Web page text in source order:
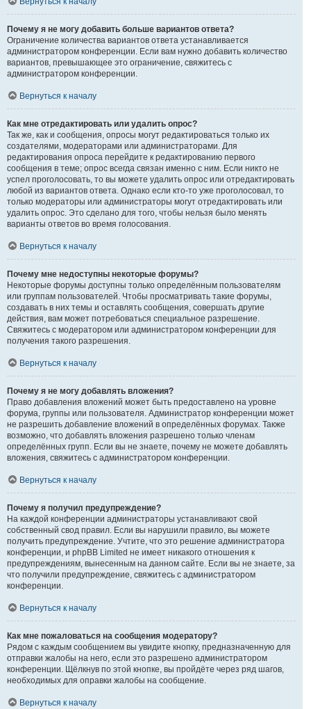
Почему я не могу добавить больше вариантов ответа?
Ограничение количества вариантов ответа устанавливается
администратором конференции. Если вам нужно добавить количество
вариантов, превышающее это ограничение, свяжитесь с
администратором конференции.
Вернуться к началу
Как мне отредактировать или удалить опрос?
Так же, как и сообщения, опросы могут редактироваться только их
создателями, модераторами или администраторами. Для
редактирования опроса перейдите к редактированию первого
сообщения в теме; опрос всегда связан именно с ним. Если никто не
успел проголосовать, то вы можете удалить опрос или отредактировать
любой из вариантов ответа. Однако если кто-то уже проголосовал, то
только модераторы или администраторы могут отредактировать или
удалить опрос. Это сделано для того, чтобы нельзя было менять
варианты ответов во время голосования.
Вернуться к началу
Почему мне недоступны некоторые форумы?
Некоторые форумы доступны только определённым пользователям
или группам пользователей. Чтобы просматривать такие форумы,
создавать в них темы и оставлять сообщения, совершать другие
действия, вам может потребоваться специальное разрешение.
Свяжитесь с модератором или администратором конференции для
получения такого разрешения.
Вернуться к началу
Почему я не могу добавлять вложения?
Право добавления вложений может быть предоставлено на уровне
форума, группы или пользователя. Администратор конференции может
не разрешить добавление вложений в определённых форумах. Также
возможно, что добавлять вложения разрешено только членам
определённых групп. Если вы не знаете, почему не можете добавлять
вложения, свяжитесь с администратором конференции.
Вернуться к началу
Почему я получил предупреждение?
На каждой конференции администраторы устанавливают свой
собственный свод правил. Если вы нарушили правило, вы можете
получить предупреждение. Учтите, что это решение администратора
конференции, и phpBB Limited не имеет никакого отношения к
предупреждениям, вынесенным на данном сайте. Если вы не знаете, за
что получили предупреждение, свяжитесь с администратором
конференции.
Вернуться к началу
Как мне пожаловаться на сообщения модератору?
Рядом с каждым сообщением вы увидите кнопку, предназначенную для
отправки жалобы на него, если это разрешено администратором
конференции. Щёлкнув по этой кнопке, вы пройдёте через ряд шагов,
необходимых для оправки жалобы на сообщение.
Вернуться к началу